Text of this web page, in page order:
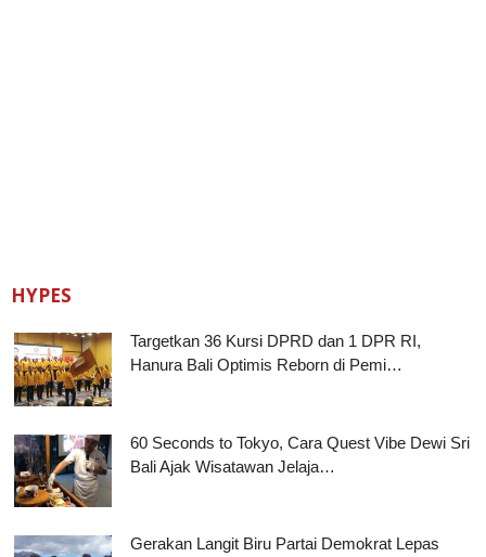
HYPES
Targetkan 36 Kursi DPRD dan 1 DPR RI,
Hanura Bali Optimis Reborn di Pemi…
60 Seconds to Tokyo, Cara Quest Vibe Dewi Sri
Bali Ajak Wisatawan Jelaja…
Gerakan Langit Biru Partai Demokrat Lepas